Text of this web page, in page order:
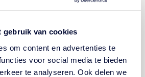
gebruik van cookies
om content en advertenties te
voor social media te bieden
te analyseren. Ook delen we
Lijn. Deze top koninginnen
Vlieland. Deze kostbare
niet bij Kasteel De
kleine startvolkjes wel.